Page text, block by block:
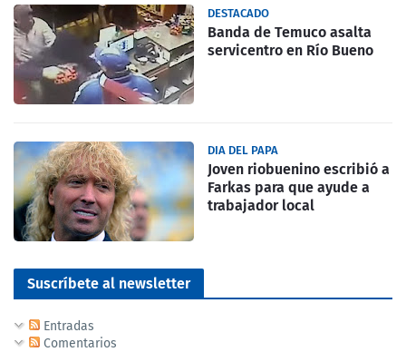
DESTACADO
Banda de Temuco asalta
servicentro en Río Bueno
DIA DEL PAPA
Joven riobuenino escribió a
Farkas para que ayude a
trabajador local
Suscríbete al newsletter
Entradas
Comentarios